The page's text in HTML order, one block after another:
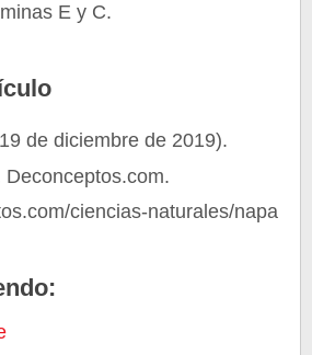
E y C.
de diciembre de 2019).
Deconceptos.com.
ciencias-naturales/napa